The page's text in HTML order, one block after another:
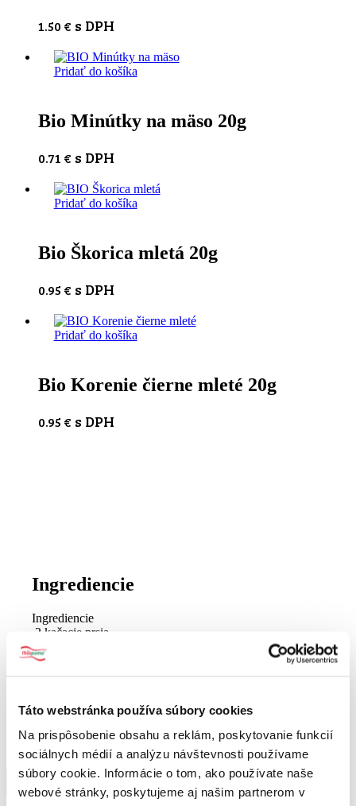
Táto webstránka používa súbory cookies
Na prispôsobenie obsahu a reklám, poskytovanie funkcií
sociálnych médií a analýzu návštevnosti používame
súbory cookie. Informácie o tom, ako používate naše
webové stránky, poskytujeme aj našim partnerom v
1.50 € s DPH
Pridať do košíka
Bio Minútky na mäso 20g
0.71 € s DPH
Pridať do košíka
Bio Škorica mletá 20g
0.95 € s DPH
Pridať do košíka
Bio Korenie čierne mleté 20g
0.95 € s DPH
Ingrediencie
Ingrediencie
2 kačacie prsia
soľ
3 stredne veľké batáty
1/2 ČL mletého čierneho korenia Mäspoma Selection
1/4 ČL mletej škorice Mäspoma Bio
4 šalotky
hrsť pečených gaštanov
Kačacie prsia s batátovou kašou, šalotkami a gaštanmi
IngredienciePokyny